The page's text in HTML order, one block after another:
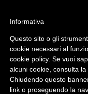
Informativa
Questo sito o gli
cookie necessari al
cookie policy. Se vuoi
alcuni cookie, consulta la
Chiudendo questo
link o proseguendo la